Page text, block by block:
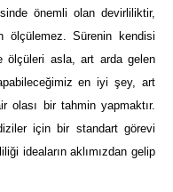
önemli olan devirliliktir,
ölçülemez. Sürenin kendisi
ölçüleri asla, art arda gelen
en iyi şey, art
olası bir tahmin yapmaktır.
için bir standart görevi
ideaların aklımızdan gelip